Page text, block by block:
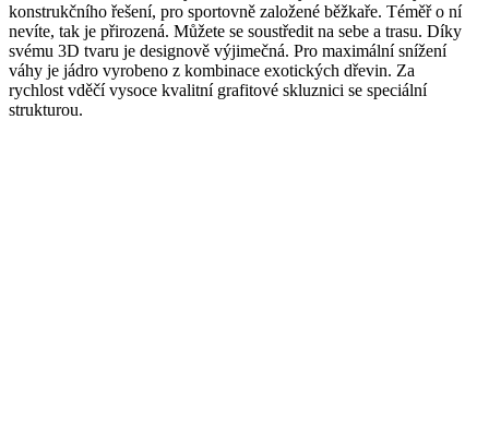
konstrukčního řešení, pro sportovně založené běžkaře. Téměř o ní
nevíte, tak je přirozená. Můžete se soustředit na sebe a trasu. Díky
svému 3D tvaru je designově výjimečná. Pro maximální snížení
váhy je jádro vyrobeno z kombinace exotických dřevin. Za
rychlost vděčí vysoce kvalitní grafitové skluznici se speciální
strukturou.